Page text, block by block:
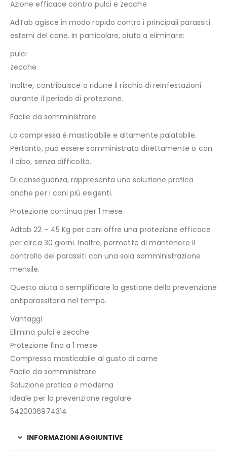
Azione efficace contro pulci e zecche
AdTab agisce in modo rapido contro i principali parassiti
esterni del cane. In particolare, aiuta a eliminare:
pulci
zecche
Inoltre, contribuisce a ridurre il rischio di reinfestazioni
durante il periodo di protezione.
Facile da somministrare
La compressa è masticabile e altamente palatabile.
Pertanto, può essere somministrata direttamente o con
il cibo, senza difficoltà.
Di conseguenza, rappresenta una soluzione pratica
anche per i cani più esigenti.
Protezione continua per 1 mese
Adtab 22 – 45 Kg per cani offre una protezione efficace
per circa 30 giorni. Inoltre, permette di mantenere il
controllo dei parassiti con una sola somministrazione
mensile.
Questo aiuta a semplificare la gestione della prevenzione
antiparassitaria nel tempo.
Vantaggi
Elimina pulci e zecche
Protezione fino a 1 mese
Compressa masticabile al gusto di carne
Facile da somministrare
Soluzione pratica e moderna
Ideale per la prevenzione regolare
5420036974314
INFORMAZIONI AGGIUNTIVE